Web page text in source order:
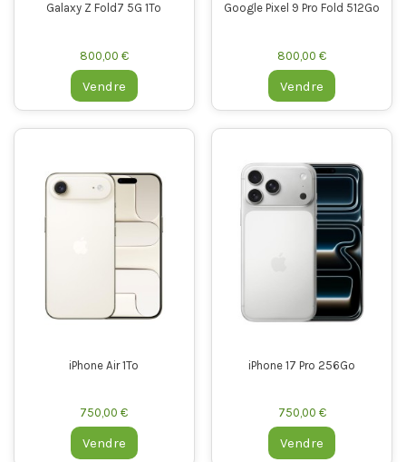
Galaxy Z Fold7 5G 1To
800,00 €
Vendre
Google Pixel 9 Pro Fold 512Go
800,00 €
Vendre
iPhone Air 1To
750,00 €
Vendre
iPhone 17 Pro 256Go
750,00 €
Vendre